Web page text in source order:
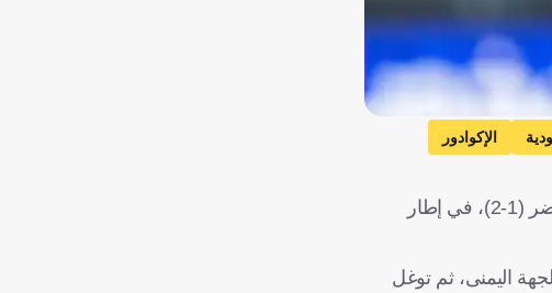
الإكوادور
خطف سلطان مندش، جناح الهلال، الأنظار خلال ظهوره مع المنتخب السعودي في ودية الإكوادور التي انتهت بخسارة "الأخضر (1-2)، في إطار
الجهة اليمنى، ثم توغل